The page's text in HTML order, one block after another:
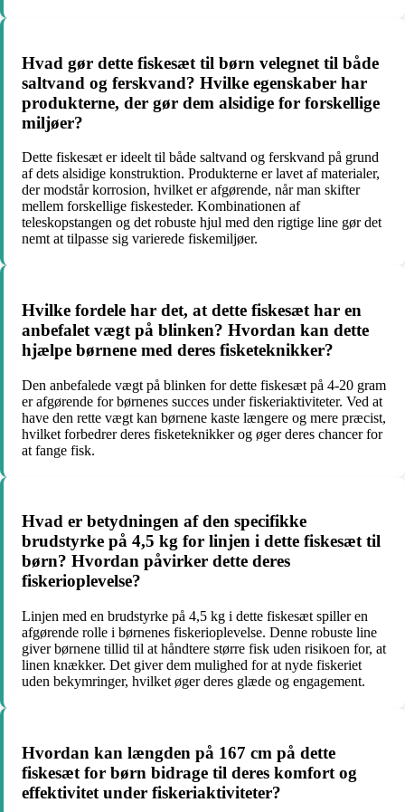
Hvad gør dette fiskesæt til børn velegnet til både
saltvand og ferskvand? Hvilke egenskaber har
produkterne, der gør dem alsidige for forskellige
miljøer?
Dette fiskesæt er ideelt til både saltvand og ferskvand på grund
af dets alsidige konstruktion. Produkterne er lavet af materialer,
der modstår korrosion, hvilket er afgørende, når man skifter
mellem forskellige fiskesteder. Kombinationen af
teleskopstangen og det robuste hjul med den rigtige line gør det
nemt at tilpasse sig varierede fiskemiljøer.
Hvilke fordele har det, at dette fiskesæt har en
anbefalet vægt på blinken? Hvordan kan dette
hjælpe børnene med deres fisketeknikker?
Den anbefalede vægt på blinken for dette fiskesæt på 4-20 gram
er afgørende for børnenes succes under fiskeriaktiviteter. Ved at
have den rette vægt kan børnene kaste længere og mere præcist,
hvilket forbedrer deres fisketeknikker og øger deres chancer for
at fange fisk.
Hvad er betydningen af den specifikke
brudstyrke på 4,5 kg for linjen i dette fiskesæt til
børn? Hvordan påvirker dette deres
fiskerioplevelse?
Linjen med en brudstyrke på 4,5 kg i dette fiskesæt spiller en
afgørende rolle i børnenes fiskerioplevelse. Denne robuste line
giver børnene tillid til at håndtere større fisk uden risikoen for, at
linen knækker. Det giver dem mulighed for at nyde fiskeriet
uden bekymringer, hvilket øger deres glæde og engagement.
Hvordan kan længden på 167 cm på dette
fiskesæt for børn bidrage til deres komfort og
effektivitet under fiskeriaktiviteter?